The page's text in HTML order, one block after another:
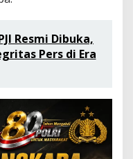
Resmi Dibuka,
Pers di Era